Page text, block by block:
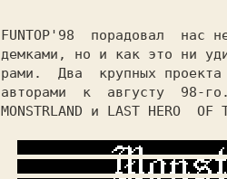
FUNTOP'98 порадовал
нас
демками, но и как это ни
рами.
Два
крупных
авторами
к  августу
MONSTRLAND и LAST HERO